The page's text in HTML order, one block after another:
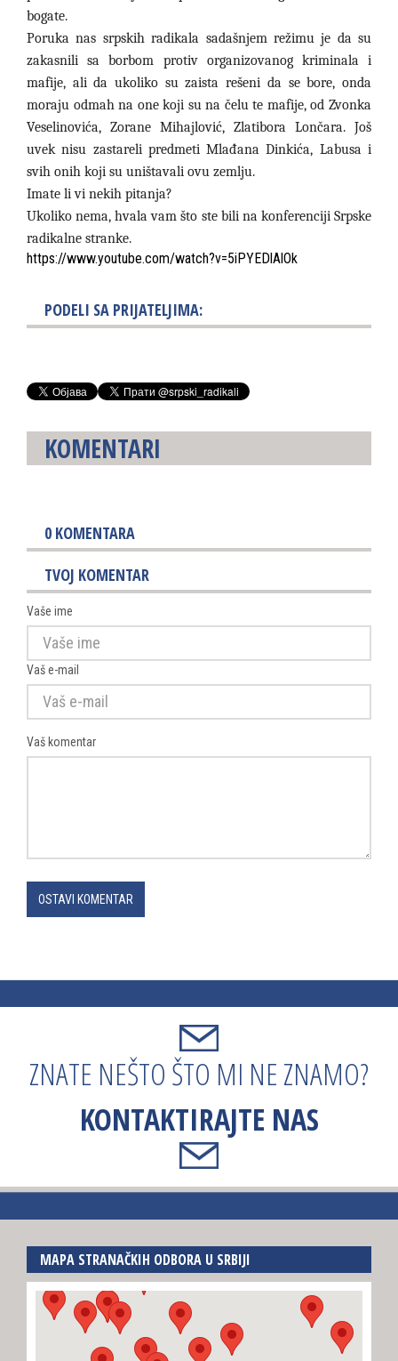
bogate.
Poruka nas srpskih radikala sadašnjem režimu je da su
zakasnili sa borbom protiv organizovanog kriminala i
mafije, ali da ukoliko su zaista rešeni da se bore, onda
moraju odmah na one koji su na čelu te mafije, od Zvonka
Veselinovića, Zorane Mihajlović, Zlatibora Lončara. Još
uvek nisu zastareli predmeti Mlađana Dinkića, Labusa i
svih onih koji su uništavali ovu zemlju.
Imate li vi nekih pitanja?
Ukoliko nema, hvala vam što ste bili na konferenciji Srpske
radikalne stranke.
https://www.youtube.com/watch?v=5iPYEDlAlOk
PODELI SA PRIJATELJIMA:
KOMENTARI
0 KOMENTARA
TVOJ KOMENTAR
Vaše ime
Vaš e-mail
Vaš komentar
OSTAVI KOMENTAR
ZNATE NEŠTO ŠTO MI NE ZNAMO?
KONTAKTIRAJTE NAS
MAPA STRANAČKIH ODBORA U SRBIJI